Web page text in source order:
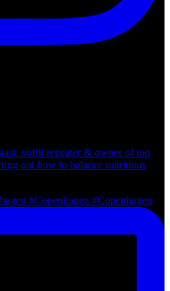
outfit repeater & owner of too
out how to balance nutritious
#Copenhagen #Copenhagen